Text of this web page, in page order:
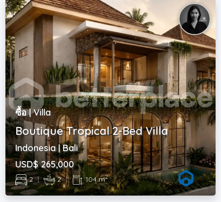
ซื้อ | Villa
Boutique Tropical 2-Bed Villa
Indonesia | Bali
USD$ 265,000
2 | 2 | 104 m2